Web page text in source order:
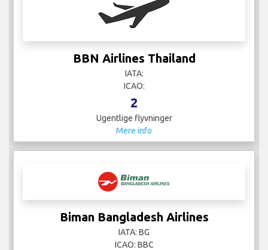
BBN Airlines Thailand
IATA:
ICAO:
2
Ugentlige flyvninger
Mere info
Biman Bangladesh Airlines
IATA: BG
ICAO: BBC